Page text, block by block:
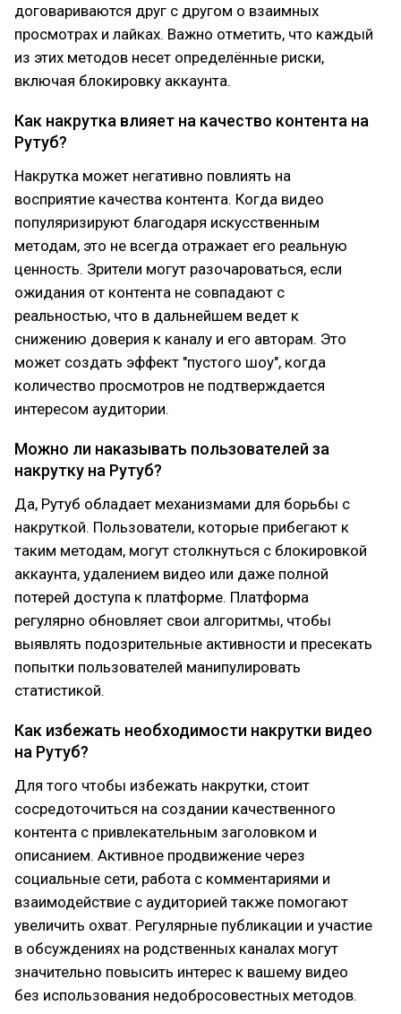
договариваются друг с другом о взаимных
просмотрах и лайках. Важно отметить, что каждый
из этих методов несет определённые риски,
включая блокировку аккаунта.
Как накрутка влияет на качество контента на
Рутуб?
Накрутка может негативно повлиять на
восприятие качества контента. Когда видео
популяризируют благодаря искусственным
методам, это не всегда отражает его реальную
ценность. Зрители могут разочароваться, если
ожидания от контента не совпадают с
реальностью, что в дальнейшем ведет к
снижению доверия к каналу и его авторам. Это
может создать эффект "пустого шоу", когда
количество просмотров не подтверждается
интересом аудитории.
Можно ли наказывать пользователей за
накрутку на Рутуб?
Да, Рутуб обладает механизмами для борьбы с
накруткой. Пользователи, которые прибегают к
таким методам, могут столкнуться с блокировкой
аккаунта, удалением видео или даже полной
потерей доступа к платформе. Платформа
регулярно обновляет свои алгоритмы, чтобы
выявлять подозрительные активности и пресекать
попытки пользователей манипулировать
статистикой.
Как избежать необходимости накрутки видео
на Рутуб?
Для того чтобы избежать накрутки, стоит
сосредоточиться на создании качественного
контента с привлекательным заголовком и
описанием. Активное продвижение через
социальные сети, работа с комментариями и
взаимодействие с аудиторией также помогают
увеличить охват. Регулярные публикации и участие
в обсуждениях на родственных каналах могут
значительно повысить интерес к вашему видео
без использования недобросовестных методов.